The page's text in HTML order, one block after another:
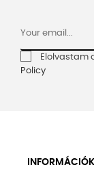
Elolvastam
Policy
INFORMÁCIÓK